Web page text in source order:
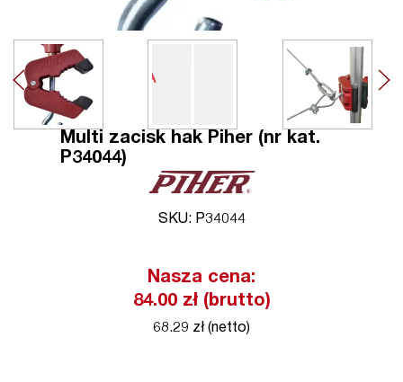
Multi zacisk hak Piher (nr kat.
P34044)
SKU: P34044
Nasza cena:
84.00 zł (brutto)
68.29 zł (netto)